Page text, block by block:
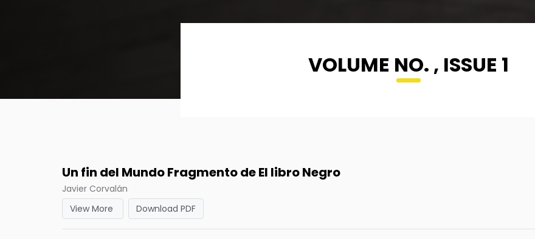
VOLUME NO. , ISSUE 1
Un fin del Mundo Fragmento de El libro Negro
Javier Corvalán
View More
Download PDF